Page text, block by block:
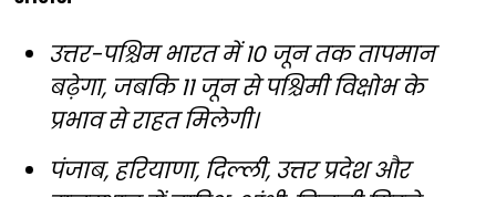
उत्तर-पश्चिम भारत में 10 जून तक तापमान
बढ़ेगा, जबकि 11 जून से पश्चिमी विक्षोभ के
प्रभाव से राहत मिलेगी।
पंजाब, हरियाणा, दिल्ली, उत्तर प्रदेश और